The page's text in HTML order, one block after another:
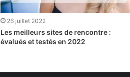
26 juillet 2022
Les meilleurs sites de rencontre :
évalués et testés en 2022